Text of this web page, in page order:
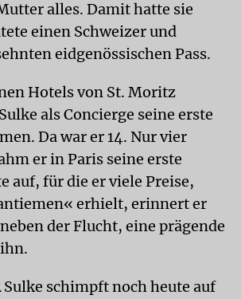
alles. Damit hatte sie
einen Schweizer und
eidgenössischen Pass.
Hotels von St. Moritz
als Concierge seine erste
Da war er 14. Nur vier
er in Paris seine erste
auf, für die er viele Preise,
erhielt, erinnert er
der Flucht, eine prägende
Sulke schimpft noch heute auf